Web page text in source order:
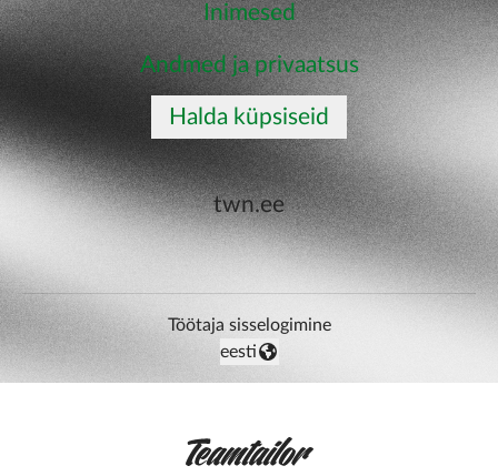
Inimesed
Andmed ja privaatsus
Halda küpsiseid
twn.ee
Töötaja sisselogimine
Vaheta keelt
eesti